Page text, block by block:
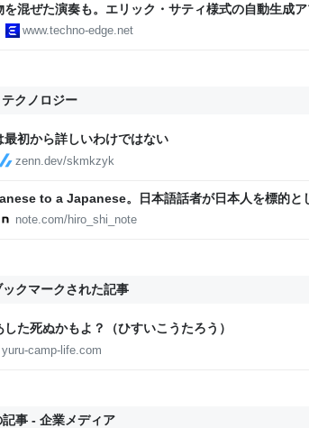
を混ぜた演奏も。エリック・サティ様式の自動生成
をClaude Codeで作って公開した（CloseBox） | テ
www.techno-edge.net
クノロジー
最初から詳しいわけではない
zenn.dev/skmkzyk
to a Japanese。日本語話者が日本人を標的と
グ（SMSフィッシング）｜__aloha__
note.com/hiro_shi_note
ックマークされた記事
した死ぬかもよ？（ひすいこうたろう）
yuru-camp-life.com
事 - 企業メディア